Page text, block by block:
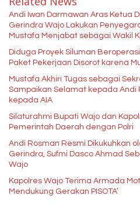
Andi Iwan Darmawan Aras Ketua
Gerindra Wajo Lakukan
Diduga Proyek Siluman
Paket Pekerjaan Disorot karena
Mustafa Akhiri Tugas sebagai
Sampaikan Selamat kepada Andi
kepada AIA
Silaturahmi Bupati Wajo dan
Pemerintah Daerah dengan Polri
Andi Rosman Resmi Dikukuhkan
Gerindra, Sufmi Dasco Ahmad
Wajo
Kapolres Wajo Terima Armada
Mendukung Gerakan PISOTA’